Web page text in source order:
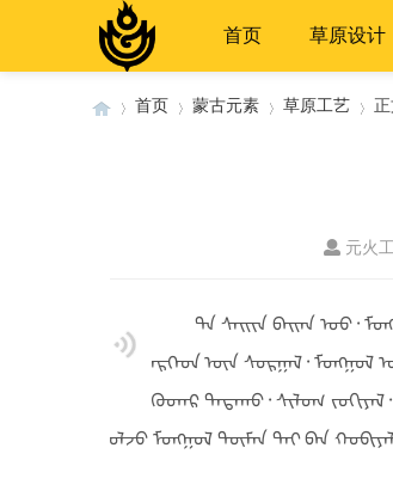
首页 草原设计
首页 蒙古元素 草原工艺
元火
ᠲᠠ ᠰᠠᠢᠢᠨ ᠪᠠᠢᠠᠨ ᠤᠤ᠂
ᠡᠷᠭᠡᠳ ᠦᠨ ᠰᠣᠷᠭᠠᠯ᠂ ᠮᠣᠩᠭᠣᠯ
ᠭᠦᠳᠡᠷ ᠳᠠᠲᠠᠬᠤ᠂ ᠰᠢᠯᠦᠭ
ᠦᠯᠵᠦ ᠮᠣᠩᠭᠣᠯ ᠲᠦᠮᠡᠨ ᠲᠠᠢ ᠪᠠᠨ